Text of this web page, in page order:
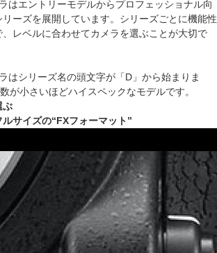
はエントリーモデルからプロフェッショナル向
ーズを展開しています。シリーズごとに機能性
レベルに合わせてカメラを選ぶことが大切で
はシリーズ名の頭文字が「D」から始まりま
が小さいほどハイスペックなモデルです。
ぶ
サイズの“FXフォーマット”